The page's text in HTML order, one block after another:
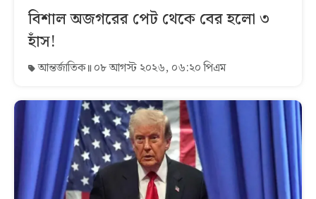
বিশাল অজগরের পেট থেকে বের হলো ৩
হাঁস!
আন্তর্জাতিক ০৮ আগস্ট ২০২৬, ০৬:২০ পিএম